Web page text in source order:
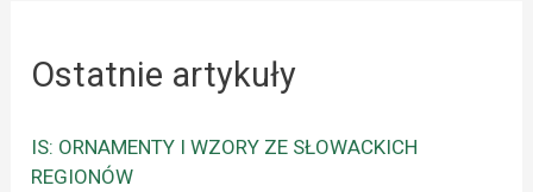
Ostatnie artykuły
IS: ORNAMENTY I WZORY ZE SŁOWACKICH
REGIONÓW